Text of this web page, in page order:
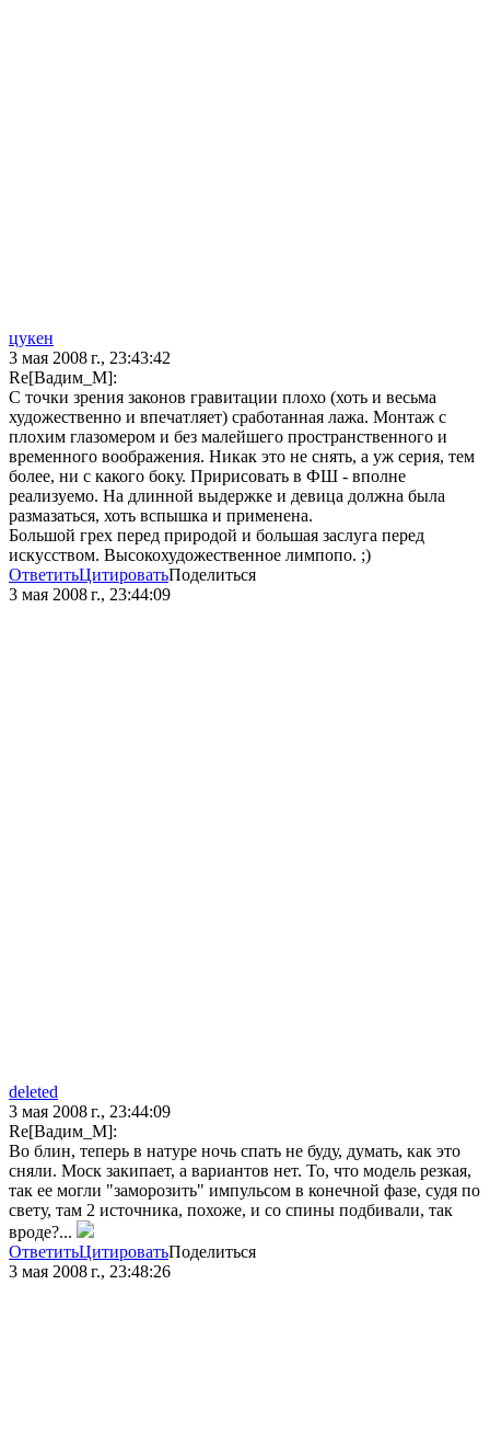
цукен
3 мая 2008 г., 23:43:42
Re[Вадим_М]:
С точки зрения законов гравитации плохо (хоть и весьма
художественно и впечатляет) сработанная лажа. Монтаж с
плохим глазомером и без малейшего пространственного и
временного воображения. Никак это не снять, а уж серия, тем
более, ни с какого боку. Пририсовать в ФШ - вполне
реализуемо. На длинной выдержке и девица должна была
размазаться, хоть вспышка и применена.
Большой грех перед природой и большая заслуга перед
искусством. Высокохудожественное лимпопо. ;)
ОтветитьЦитироватьПоделиться
3 мая 2008 г., 23:44:09
deleted
3 мая 2008 г., 23:44:09
Re[Вадим_М]:
Во блин, теперь в натуре ночь спать не буду, думать, как это
сняли. Моск закипает, а вариантов нет. То, что модель резкая,
так ее могли "заморозить" импульсом в конечной фазе, судя по
свету, там 2 источника, похоже, и со спины подбивали, так
вроде?...
ОтветитьЦитироватьПоделиться
3 мая 2008 г., 23:48:26